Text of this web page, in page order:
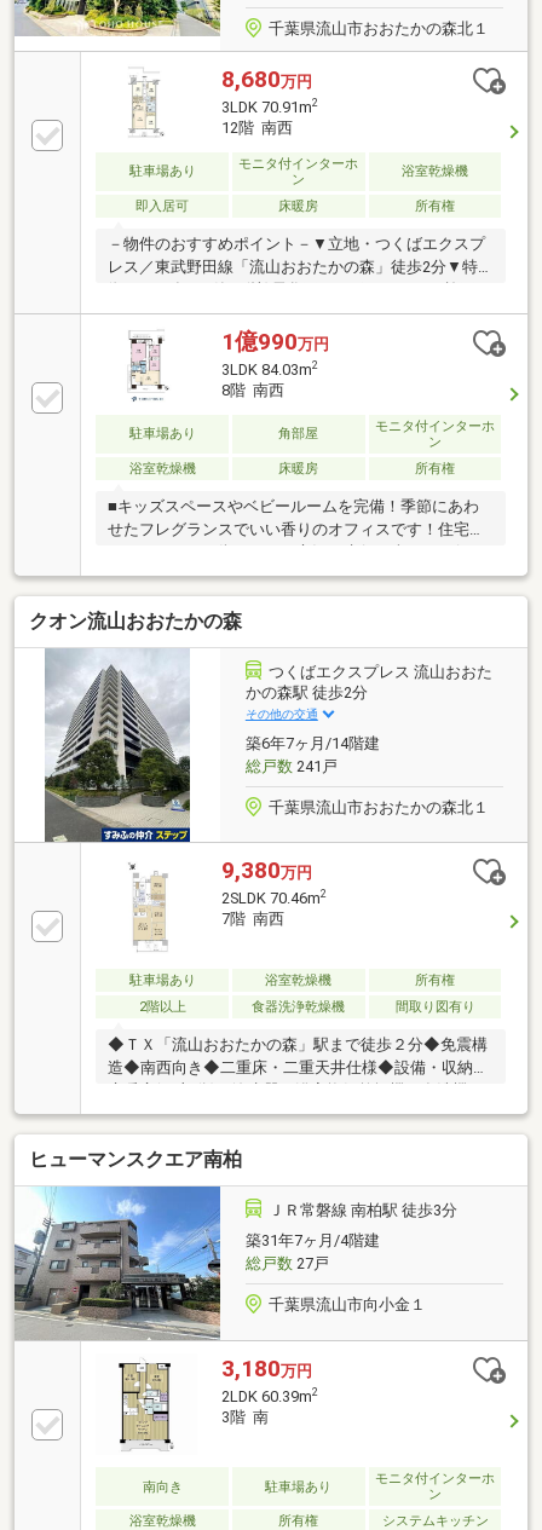
千葉県流山市おおたかの森北１
8,680万円
3LDK 70.91m2
12階 南西
駐車場あり
モニタ付インターホ
ン
浴室乾燥機
即入居可 床暖房 所有権
－物件のおすすめポイント－▼立地・つくばエクスプ
レス／東武野田線「流山おおたかの森」徒歩2分▼特
LDには室内がすっきり片付く壁面収納有・家族との会
話が弾む対面式キッチン・WIC・納戸等、室内随所に
収納有・パーティールーム等の共用施設有(※一部有
償)・ペット飼育可(細則有)・24時間ゴミ出し可▼設
備・床暖房(LD部分)・食洗機・浄水器・ディスポーザ
ー・浴室暖房乾燥機・オートロック・宅配ボックス■
━━━━━・・・物件の詳細・ご相談はお気軽にお問
い合わせください。
1億990万円
3LDK 84.03m2
8階 南西
駐車場あり 角部屋
モニタ付インターホ
ン
浴室乾燥機
床暖房 所有権
■キッズスペースやベビールームを完備！季節にあわ
せたフレグランスでいい香りのオフィスです！住宅ロ
させていただきます！！■独自のFP相談【未来カレン
ダー】住宅購入の資金計画は未来を見据えて立てなけ
ればいけません。漠然とした不安や悩みを『見える
化』して幸せな未来へのスタートを切りましょう。■
業界初の無料アフターサポート【TOHO HOUSE
CLUB】『住まい』のご購入はゴールではなくスタート
です。お客様の『住まい』と『暮らし』の安心と安全
を守るサービスを全て無料で提供しています。詳細は
お気軽にお問合せ下さい！
クオン流山おおたかの森
つくばエクスプレス 流山おおた
かの森駅 徒歩2分
その他の交通
築6年7ヶ月/14階建
総戸数241戸
千葉県流山市おおたかの森北１
9,380万円
2SLDK 70.46m2
7階 南西
駐車場あり 浴室乾燥機
所有権
2階以上
食器洗浄乾燥機 間取り図有り
◆ＴＸ「流山おおたかの森」駅まで徒歩２分◆免震構
造◆南西向き◆二重床・二重天井仕様◆設備・収納・
ウォークインクローゼット・シューズインクローゼッ
ト
ヒューマンスクエア南柏
ＪＲ常磐線 南柏駅 徒歩3分
築31年7ヶ月/4階建
総戸数27戸
千葉県流山市向小金１
3,180万円
2LDK 60.39m2
3階 南
南向き 駐車場あり
モニタ付インターホ
ン
浴室乾燥機
所有権 システムキッチン